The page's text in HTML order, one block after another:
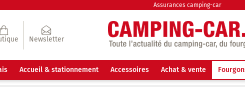
Assurances camping-car
Newsletter
Accueil & stationnement Accessoires Achat & vente